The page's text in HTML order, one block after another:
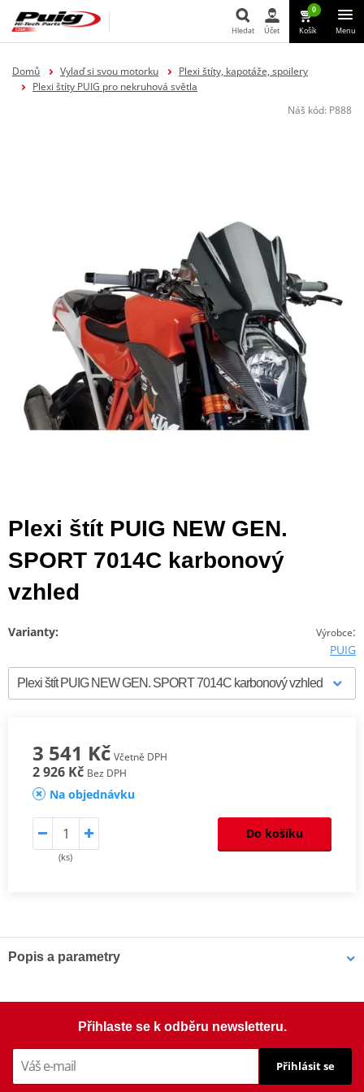
Hledat
Hledat Účet
0
Košík Menu
Domů Vylaď si svou motorku
Plexi štíty, kapotáže, spoilery
Plexi štíty PUIG pro nekruhová světla
Náš kód: P888
Plexi štít PUIG NEW GEN.
SPORT 7014C karbonový
vzhled
Výrobce:
PUIG
Varianty:
3 541 Kč Včetně DPH
2 926 Kč Bez DPH
Na objednávku
(ks)
Do košíku
Popis a parametry
PDF Aerodynamic test
Mounting tipsPřihlaste se k odběru newsletteru.
Přihlásit se